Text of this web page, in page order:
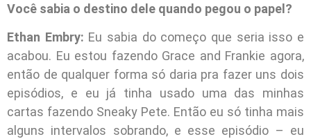
Você sabia o destino dele quando pegou o papel?
Ethan Embry: Eu sabia do começo que seria isso e
acabou. Eu estou fazendo Grace and Frankie agora,
então de qualquer forma só daria pra fazer uns dois
episódios, e eu já tinha usado uma das minhas
cartas fazendo Sneaky Pete. Então eu só tinha mais
alguns intervalos sobrando, e esse episódio – eu